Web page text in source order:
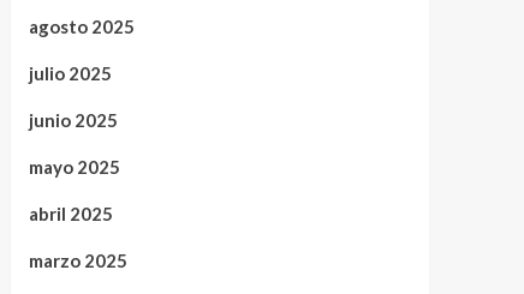
agosto 2025
julio 2025
junio 2025
mayo 2025
abril 2025
marzo 2025